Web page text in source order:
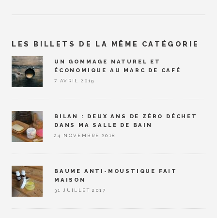
LES BILLETS DE LA MÊME CATÉGORIE
UN GOMMAGE NATUREL ET
ÉCONOMIQUE AU MARC DE CAFÉ
7 AVRIL 2019
BILAN : DEUX ANS DE ZÉRO DÉCHET
DANS MA SALLE DE BAIN
24 NOVEMBRE 2018
BAUME ANTI-MOUSTIQUE FAIT
MAISON
31 JUILLET 2017